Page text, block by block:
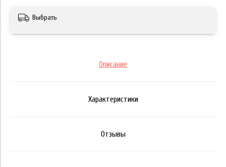
Выбрать
Описание
Характеристики
Отзывы